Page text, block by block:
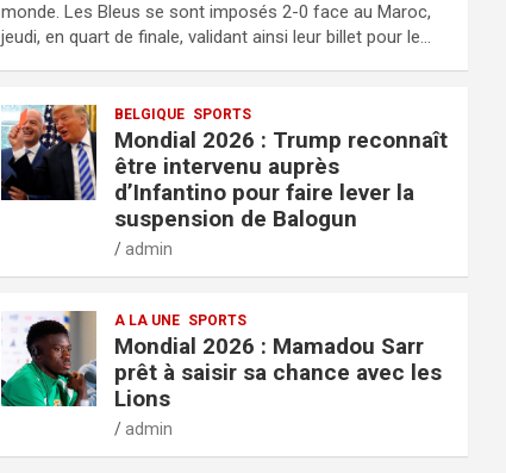
monde. Les Bleus se sont imposés 2-0 face au Maroc,
jeudi, en quart de finale, validant ainsi leur billet pour le…
BELGIQUE SPORTS
Mondial 2026 : Trump reconnaît
être intervenu auprès
d’Infantino pour faire lever la
suspension de Balogun
admin
A LA UNE SPORTS
Mondial 2026 : Mamadou Sarr
prêt à saisir sa chance avec les
Lions
admin